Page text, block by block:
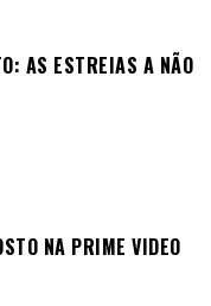
AS ESTREIAS A NÃO
NA PRIME VIDEO